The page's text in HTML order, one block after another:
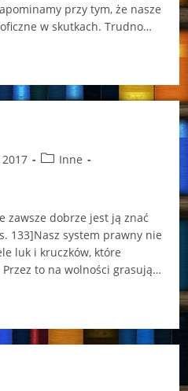
przy tym, że nasze
w skutkach. Trudno…
PostInne
zawsze dobrze jest ją znać
133]Nasz system prawny nie
luk i kruczków, które
to na wolności grasują…